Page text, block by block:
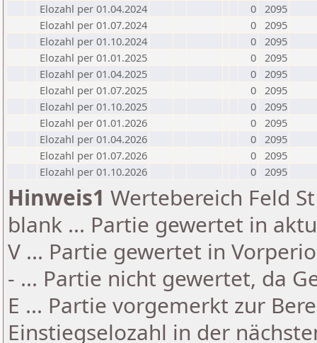
Elozahl per 01.04.2024
0 2095
Elozahl per 01.07.2024
0 2095
Elozahl per 01.10.2024
0 2095
Elozahl per 01.01.2025
0 2095
Elozahl per 01.04.2025
0 2095
Elozahl per 01.07.2025
0 2095
Elozahl per 01.10.2025
0 2095
Elozahl per 01.01.2026
0 2095
Elozahl per 01.04.2026
0 2095
Elozahl per 01.07.2026
0 2095
Elozahl per 01.10.2026
0 2095
Hinweis1 Wertebereich Feld
blank ... Partie gewertet in
V ... Partie gewertet in
- ... Partie nicht gewertet, da
E ... Partie vorgemerkt zur
Einstiegselozahl in der